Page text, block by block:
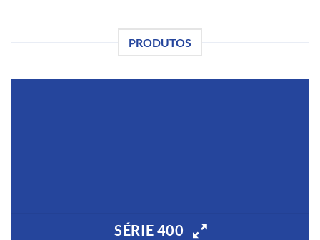
PRODUTOS
SÉRIE 400